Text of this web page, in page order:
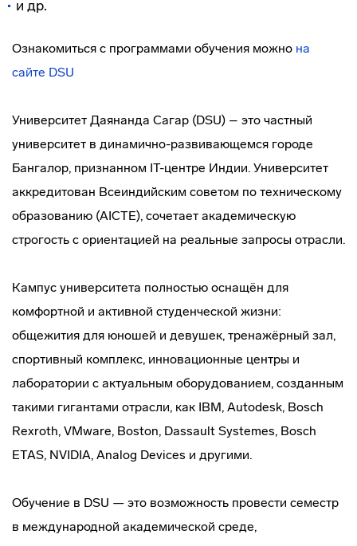
и др.
Ознакомиться с программами обучения можно на
сайте DSU
Университет Даянанда Сагар (DSU) – это частный
университет в динамично-развивающемся городе
Бангалор, признанном IT-центре Индии. Университет
аккредитован Всеиндийским советом по техническому
образованию (AICTE), сочетает академическую
строгость с ориентацией на реальные запросы отрасли.
Кампус университета полностью оснащён для
комфортной и активной студенческой жизни:
общежития для юношей и девушек, тренажёрный зал,
спортивный комплекс, инновационные центры и
лаборатории с актуальным оборудованием, созданным
такими гигантами отрасли, как IBM, Autodesk, Bosch
Rexroth, VMware, Boston, Dassault Systemes, Bosch
ETAS, NVIDIA, Analog Devices и другими.
Обучение в DSU — это возможность провести семестр
в международной академической среде,